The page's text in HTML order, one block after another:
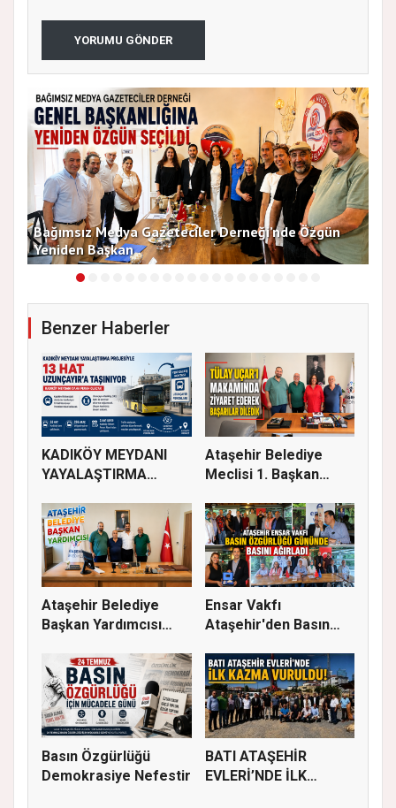
YORUMU GÖNDER
Bağımsız Medya Gazeteciler Derneği’nde Özgün
Yeniden Başkan
Benzer Haberler
KADIKÖY MEYDANI
YAYALAŞTIRMA
Ataşehir Belediye
Meclisi 1. Başkan
Ataşehir Belediye
Başkan Yardımcısı
Ensar Vakfı
Ataşehir'den Basın
Basın Özgürlüğü
Demokrasiye Nefestir
BATI ATAŞEHİR
EVLERİ’NDE İLK